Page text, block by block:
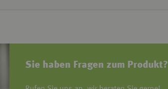
Sie haben Fragen zum Produkt?